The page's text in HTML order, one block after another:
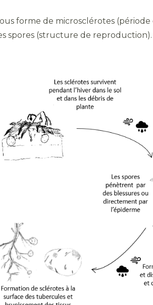
forme de microsclérotes
spores (structure de